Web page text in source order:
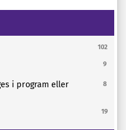
102
9
i program eller
8
19